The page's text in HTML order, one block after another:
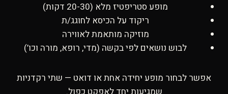
מופע סטריפטיז מלא (20-30 דקות)
ריקוד על הכיסא לחוגג/ת
מוזיקה מותאמת לאווירה
לבוש נושאים לפי בקשה (מדי, רופא, מורה וכו’)
אפשר לבחור מופע יחידה אחת או דואט — שתי רקדניות